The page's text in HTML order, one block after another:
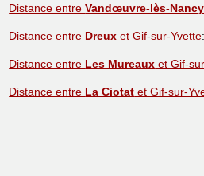
Distance entreVandœuvre-lès-Nancy
Distance entre Dreux et Gif-sur-Yvette
Distance entre Les Mureaux et Gif-
Distance entre La Ciotat et Gif-sur-